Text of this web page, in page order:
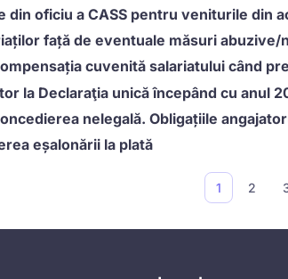
din oficiu a CASS pentru veniturile din
față de eventuale măsuri
cuvenită salariatului când
la Declaraţia unică începând cu anul
nelegală. Obligațiile
eșalonării la plată
1 2